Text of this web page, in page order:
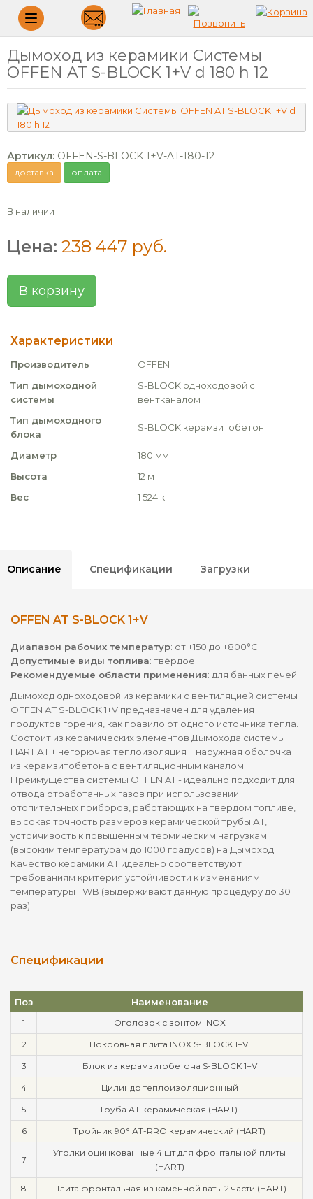
Меню
Дымоход из керамики Системы
OFFEN AT S-BLOCK 1+V d 180 h 12
Артикул: OFFEN-S-BLOCK 1+V-AT-180-12
доставка оплата
В наличии
Цена: 238 447 руб.
В корзину
Характеристики
Производитель
OFFEN
Тип дымоходной
системы
S-BLOCK одноходовой с
вентканалом
Тип дымоходного
блока
S-BLOCK керамзитобетон
Диаметр
180 мм
Высота
12 м
Вес
1 524 кг
Описание Спецификации Загрузки
OFFEN AT S-BLOCK 1+V
Диапазон рабочих температур: от +150 до +800°С.
Допустимые виды топлива: твёрдое.
Рекомендуемые области применения: для банных печей.
Дымоход одноходовой из керамики с вентиляцией системы
OFFEN АТ S-BLOCK 1+V предназначен для удаления
продуктов горения, как правило от одного источника тепла.
Состоит из керамических элементов Дымохода системы
HART АТ + негорючая теплоизоляция + наружная оболочка
из керамзитобетона с вентиляционным каналом.
Преимущества системы OFFEN AT - идеально подходит для
отвода отработанных газов при использовании
отопительных приборов, работающих на твердом топливе,
высокая точность размеров керамической трубы АТ,
устойчивость к повышенным термическим нагрузкам
(высоким температурам до 1000 градусов) на Дымоход.
Качество керамики АТ идеально соответствуют
требованиям критерия устойчивости к изменениям
температуры TWB (выдерживают данную процедуру до 30
раз).
Спецификации
Поз Наименование
1 Оголовок с зонтом INOX
2 Покровная плита INOX S-BLOCK 1+V
3 Блок из керамзитобетона S-BLOCK 1+V
4 Цилиндр теплоизоляционный
5 Труба АТ керамическая (HART)
6 Тройник 90° АТ-RRO керамический (HART)
7
Уголки оцинкованные 4 шт для фронтальной плиты
(HART)
8 Плита фронтальная из каменной ваты 2 части (HART)